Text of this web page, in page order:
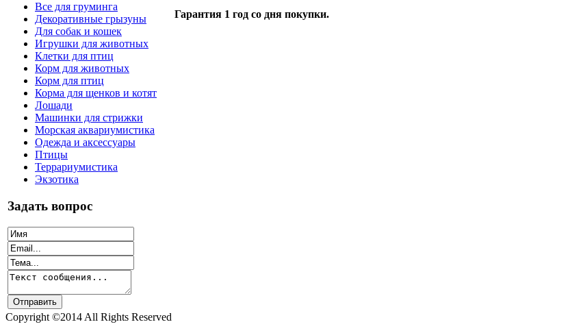
Все для груминга
Декоративные грызуны
Для собак и кошек
Игрушки для животных
Клетки для птиц
Корм для животных
Корм для птиц
Корма для щенков и котят
Лошади
Машинки для стрижки
Морская аквариумистика
Одежда и аксессуары
Птицы
Террариумистика
Экзотика
Задать вопрос
Гарантия 1 год со дня покупки.
Copyright ©2014 All Rights Reserved